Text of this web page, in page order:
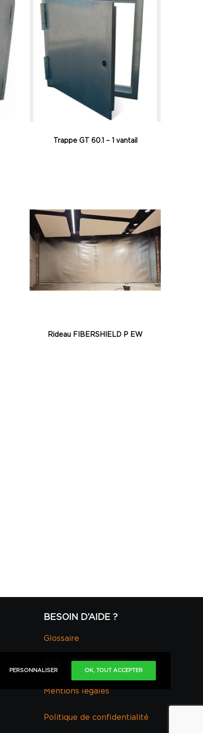
Trappe GT 60.1 – 1 vantail
Rideau FIBERSHIELD P EW
BESOIN D’AIDE ?
Glossaire
Mentions légales
Politique de confidentialité
PERSONNALISER OK, TOUT ACCEPTER